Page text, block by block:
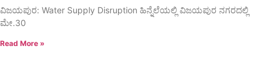
ವಿಜಯಪುರ: Water Supply Disruption ಹಿನ್ನೆಲೆಯಲ್ಲಿ ವಿಜಯಪುರ ನಗರದಲ್ಲಿ
ಮೇ.30
Read More »